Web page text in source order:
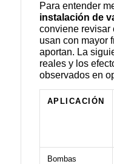
Para entender
instalación de
conviene revisar
usan con mayor
aportan. La
reales y los
observados en
APLICACIÓN
Bombas